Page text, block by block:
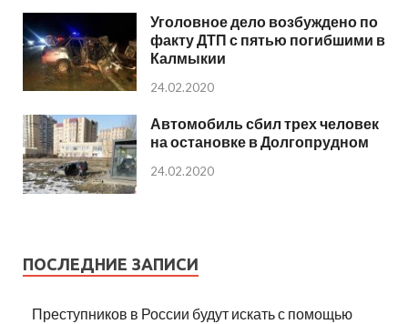
Уголовное дело возбуждено по
факту ДТП с пятью погибшими в
Калмыкии
24.02.2020
Автомобиль сбил трех человек
на остановке в Долгопрудном
24.02.2020
ПОСЛЕДНИЕ ЗАПИСИ
Преступников в России будут искать с помощью